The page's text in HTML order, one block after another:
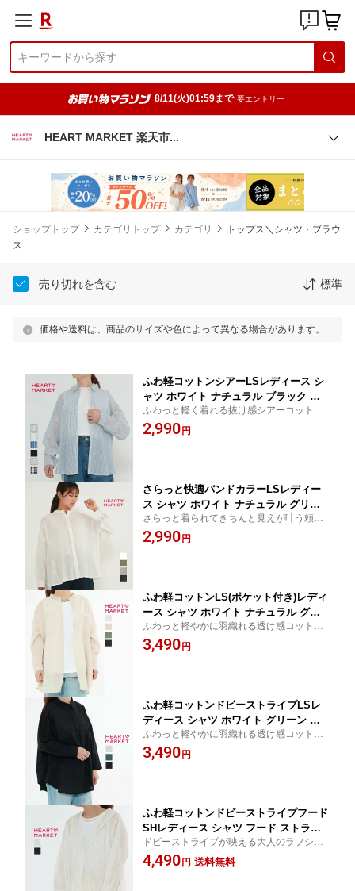
8/11(火)01:59まで 要エントリー
HEART MARKET 楽天市
ショップトップ カテゴリトップ カテゴリ
トップス＼シャツ・ブラウ
ス
売り切れを含む 標準
価格や送料は、商品のサイズや色によって異なる場合があります。
ふわ軽コットンシアーLSレディース シ
ャツ ホワイト ナチュラル ブラック ネ
イビー 綿
ふわっと軽く着れる抜け感シアーコットン
シャツ
2,990 円
さらっと快適バンドカラーLSレディー
ス シャツ ホワイト ナチュラル グリー
ン チャコール レーヨン
さらっと着られてきちんと見えが叶う頼れ
る1枚
2,990 円
ふわ軽コットンLS(ポケット付き)レディ
ース シャツ ホワイト ナチュラル グリ
ーン ブラック 春 夏 秋 綿100
ふわっと軽やかに羽織れる透け感コットン
シャツ
3,490 円
ふわ軽コットンドビーストライプLSレ
ディース シャツ ホワイト グリーン ブ
ラック 春 夏 秋 綿100
ふわっと軽やかに羽織れる透け感コットン
シャツ
3,490 円
ふわ軽コットンドビーストライプフード
SHレディース シャツ フード ストライ
プホワイト ブラック 春 夏 秋 綿100
ドビーストライプが映える大人のラフシャ
ツ
4,490 円 送料無料